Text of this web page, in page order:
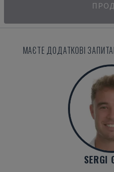
МАЄТЕ ДОДАТКОВІ
SERGI